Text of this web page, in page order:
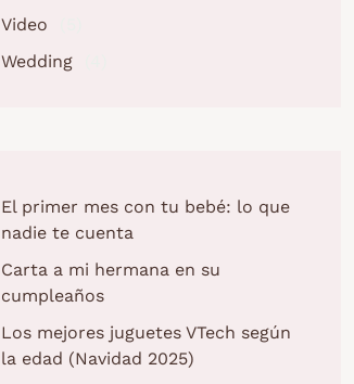
Video
Wedding
El primer mes con tu bebé: lo que
nadie te cuenta
Carta a mi hermana en su
cumpleaños
Los mejores juguetes VTech según
la edad (Navidad 2025)